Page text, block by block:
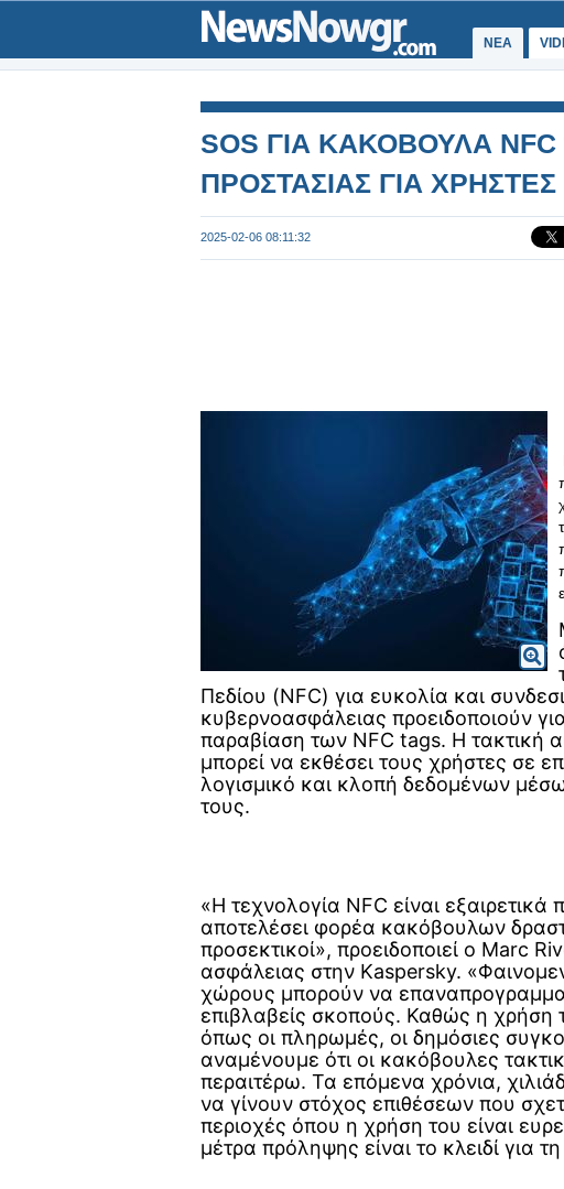
ΝΕΑ
SOS ΓΙΑ ΚΑΚΟΒΟΥΛΑ NFC
ΠΡΟΣΤΑΣΙΑΣ ΓΙΑ ΧΡΗΣΤΕΣ
2025-02-06 08:11:32
Πεδίου (NFC) για ευκολία και
κυβερνοασφάλειας προειδοποιούν
παραβίαση των NFC tags. Η τακτική
μπορεί να εκθέσει τους χρήστες σε
λογισμικό και κλοπή δεδομένων
τους.
«Η τεχνολογία NFC είναι
αποτελέσει φορέα κακόβουλων
προσεκτικοί», προειδοποιεί ο Marc
ασφάλειας στην Kaspersky.
χώρους μπορούν να
επιβλαβείς σκοπούς. Καθώς η χρήση
όπως οι πληρωμές, οι δημόσιες
αναμένουμε ότι οι κακόβουλες
περαιτέρω. Τα επόμενα χρόνια,
να γίνουν στόχος επιθέσεων που
περιοχές όπου η χρήση του είναι
μέτρα πρόληψης είναι το κλειδί για